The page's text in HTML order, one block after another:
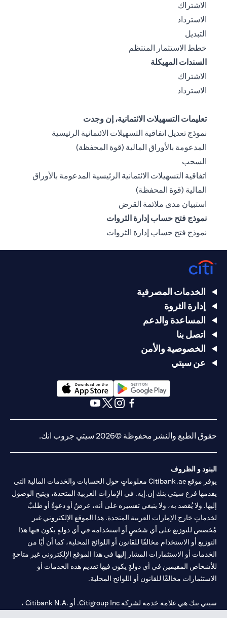
الاشتراك
الاسترداد
التبديل
خطط الاستثمار المنتظم
السندات المهيكلة
الاشتراك
الاسترداد
تعليمات التسهيلات الائتمانية، إن وجدت
نموذج تعديل اتفاقية التسهيلات الائتمانية الرئيسية
المدعومة بالأوراق المالية (قوة المحفظة)
(opens in a new tab)
السحب
اتفاقية التسهيلات الائتمانية الرئيسية المدعومة بالأوراق
المالية (قوة المحفظة)
(opens in a new tab)
استبيان مدى ملائمة القرض
نموذج فتح حساب إدارة الثروات
نموذج فتح حساب إدارة الثروات
الخدمات المصرفية
إدارة الثروة
المساعدة والدعم
اتصل بنا
الخصوصية والأمن
عن سيتي
(opens in a new tab)
حقوق الطبع والنشر محفوظة ©2026 سيتي جروب انك.
البنود و الظروف
يوفر موقع Citibank.ae معلوماتٍ حول الحسابات والخدمات المالية التي
يقدمها فرع سيتي بنك إن.إيه. في الإمارات العربية المتحدة، ويتيح الوصول
إليها. ولا يُقصد به، ولا ينبغي تفسيره على أنه، عرضٌ أو دعوةٌ أو طلبٌ
لخدماتٍ خارج الإمارات العربية المتحدة. هذا الموقع الإلكتروني غير
مُخصص للتوزيع على أي شخصٍ أو استخدامه في أي دولةٍ يكون فيها هذا
التوزيع أو الاستخدام مخالفًا للقانون أو اللوائح المحلية، كما أن أيًا من
الخدمات أو الاستثمارات المشار إليها في هذا الموقع الإلكتروني غير متاحةٍ
للأشخاص المقيمين في أي دولةٍ يكون فيها تقديم هذه الخدمات أو
الاستثمارات مخالفًا للقانون أو اللوائح المحلية.
سيتي بنك هي علامة خدمة لشركة Citigroup Inc. أو .Citibank N.A ،